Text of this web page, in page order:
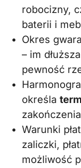
robocizny,
baterii i
Okres
– im dłuższa
pewność
określa
Warunki
zaliczki,
możliwość